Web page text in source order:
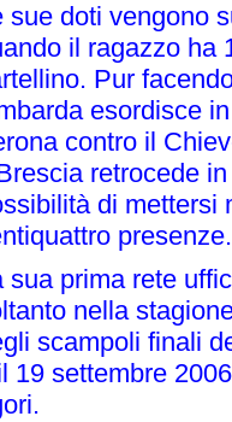
sue doti vengono
il ragazzo ha
Pur
esordisce
contro il
retrocede
di mettersi
presenze.
sua prima rete
nella
scampoli finali
19 settembre 2006
.